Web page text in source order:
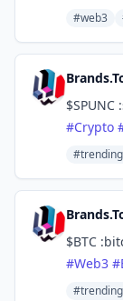
#web3
#Crypto
$BTC
#Web3 #